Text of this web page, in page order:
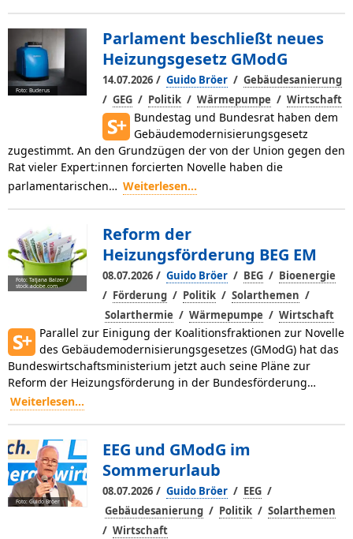
Foto: Buderus
Parlament beschließt neues
Heizungsgesetz GModG
14.07.2026 / Guido Bröer / Gebäudesanierung
/ GEG / Politik / Wärmepumpe / Wirtschaft
Bundestag und Bundesrat haben dem
Gebäudemodernisierungsgesetz
zugestimmt. An den Grundzügen der von der Union gegen den
Rat vieler Expert:innen forcierten Novelle haben die
parlamentarischen… Weiterlesen...
Foto: Tatjana Balzer /
stock.adobe.com
Reform der
Heizungsförderung BEG EM
08.07.2026 / Guido Bröer / BEG / Bioenergie
/ Förderung / Politik / Solarthemen /
Solarthermie / Wärmepumpe / Wirtschaft
Parallel zur Einigung der Koalitionsfraktionen zur Novelle
des Gebäudemodernisierungsgesetzes (GModG) hat das
Bundeswirtschaftsministerium jetzt auch seine Pläne zur
Reform der Heizungsförderung in der Bundesförderung…
Weiterlesen...
Foto: Guido Bröer
EEG und GModG im
Sommerurlaub
08.07.2026 / Guido Bröer / EEG /
Gebäudesanierung / Politik / Solarthemen
/ Wirtschaft